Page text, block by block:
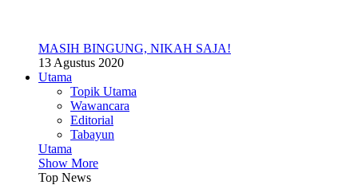
MASIH BINGUNG, NIKAH SAJA!
13 Agustus 2020
Utama
Topik Utama
Wawancara
Editorial
Tabayun
Utama
Show More
Top News